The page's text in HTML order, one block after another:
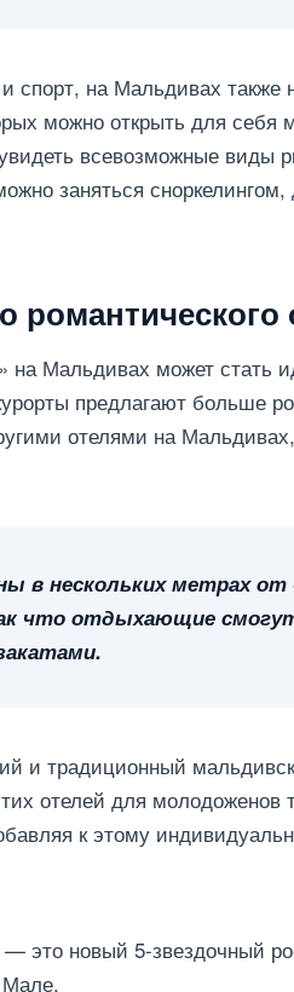
на Мальдивах также
можно открыть для себя
всевозможные виды
заняться сноркелингом,
романтического
на Мальдивах может стать
предлагают больше
отелями на
в нескольких метрах от
что отдыхающие
и традиционный
отелей для молодоженов
к этому
это новый 5-звездочный
Мале.